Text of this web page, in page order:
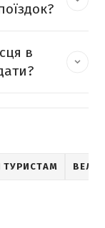
в
ТУРИСТАМ